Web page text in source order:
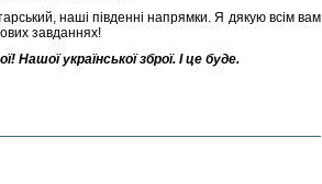
наші південні напрямки. Я дякую всім вам
завданнях!
української зброї. І це буде.